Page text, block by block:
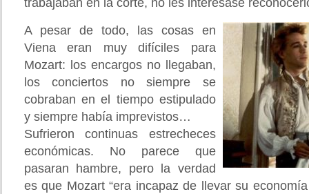
trabajaban en la corte, no les interesase
A pesar de todo, las cosas en
Viena eran muy difíciles para
Mozart: los encargos no llegaban,
los conciertos no siempre se
cobraban en el tiempo estipulado
y siempre había imprevistos…
Sufrieron continuas estrecheces
económicas. No parece que
pasaran hambre, pero la verdad
es que Mozart “era incapaz de llevar su